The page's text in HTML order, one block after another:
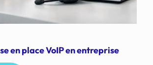
en place VoIP en entreprise